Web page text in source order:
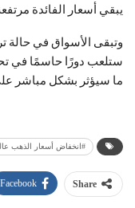
يبقي أسعار الفائدة
وتبقى الأسواق في حالة
ستلعب دورًا حاسمًا في
ما سيؤثر بشكل مباشر
#انخفاض أسعار الذهب
Share
Facebook